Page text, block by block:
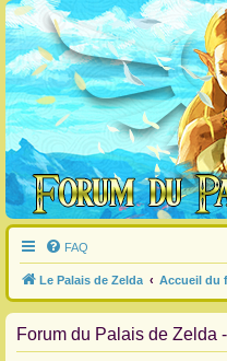
FAQ
Le Palais de Zelda Accueil du
Forum du Palais de Zelda